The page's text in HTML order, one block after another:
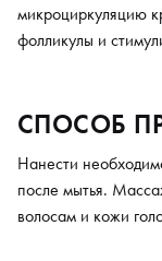
микроциркуляцию
фолликулы и
СПОСОБ
Нанести
после мытья.
волосам и кожи